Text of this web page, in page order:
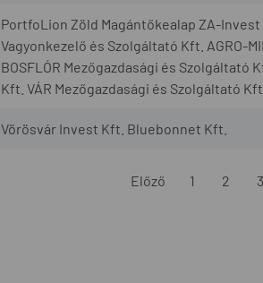
PortfoLion Zöld Magántőkealap ZA-
Vagyonkezelő és Szolgáltató Kft. AGRO-
BOSFLÓR Mezőgazdasági és Szolgáltató
Kft. VÁR Mezőgazdasági és Szolgáltató Kft.
Vörösvár Invest Kft. Bluebonnet Kft.
Előző 1 2 3